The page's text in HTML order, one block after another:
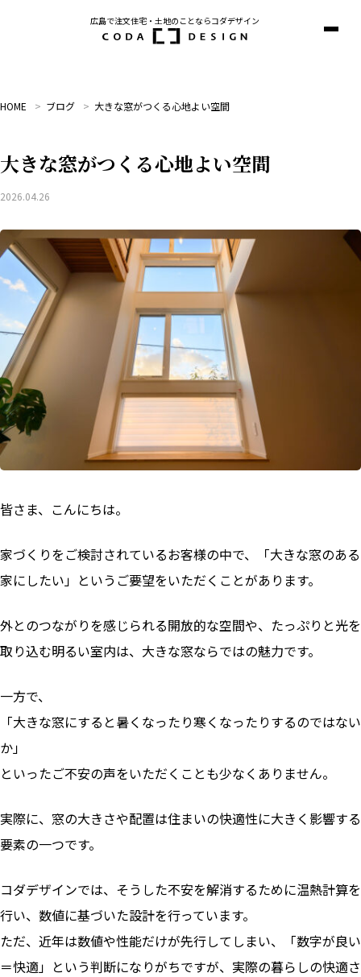
広島で注文住宅・土地のことならコダデザイン
サ
HOME ブログ 大きな窓がつくる心地よい空間
大きな窓がつくる心地よい空間
2026.04.26
皆さま、こんにちは。
家づくりをご検討されているお客様の中で、「大きな窓のある
家にしたい」というご要望をいただくことがあります。
外とのつながりを感じられる開放的な空間や、たっぷりと光を
取り込む明るい室内は、大きな窓ならではの魅力です。
一方で、
「大きな窓にすると暑くなったり寒くなったりするのではない
か」
といったご不安の声をいただくことも少なくありません。
実際に、窓の大きさや配置は住まいの快適性に大きく影響する
要素の一つです。
コダデザインでは、そうした不安を解消するために温熱計算を
行い、数値に基づいた設計を行っています。
ただ、近年は数値や性能だけが先行してしまい、「数字が良い
＝快適」という判断になりがちですが、実際の暮らしの快適さ